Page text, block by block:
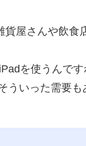
屋さんや飲食
を使うんで
いった需要も